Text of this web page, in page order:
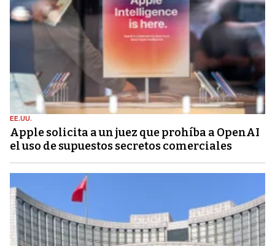
EE.UU.
Apple solicita a un juez que prohíba a OpenAI
el uso de supuestos secretos comerciales